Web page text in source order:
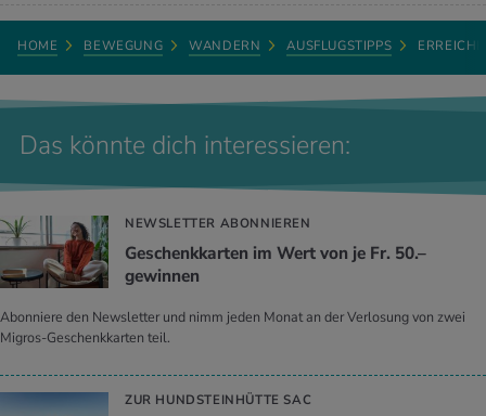
HOME BEWEGUNG WANDERN AUSFLUGSTIPPS
Das könnte dich interessieren:
NEWSLETTER ABONNIEREN
Geschenkkarten im Wert von je Fr. 50.–
gewinnen
Abonniere den Newsletter und nimm jeden Monat an der Verlosung von zwei
Migros-Geschenkkarten teil.
ZUR HUNDSTEINHÜTTE SAC